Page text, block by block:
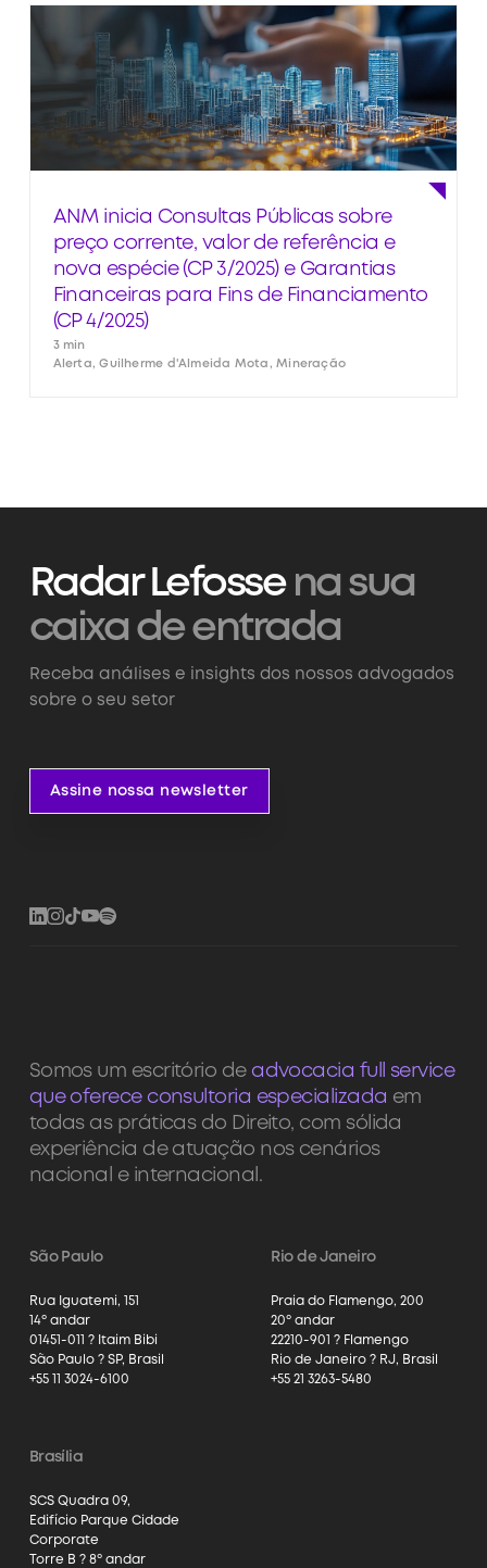
ANM inicia Consultas Públicas sobre
preço corrente, valor de referência e
nova espécie (CP 3/2025) e Garantias
Financeiras para Fins de Financiamento
(CP 4/2025)
3 min
Alerta, Guilherme d'Almeida Mota, Mineração
Radar Lefossena sua
caixa de entrada
Receba análises e insights dos nossos advogados
sobre o seu setor
Assine nossa newsletter
Somos um escritório de advocacia full service
que oferece consultoria especializada em
todas as práticas do Direito, com sólida
experiência de atuação nos cenários
nacional e internacional.
São Paulo
Rua Iguatemi, 151
14º andar
01451-011 ? Itaim Bibi
São Paulo ? SP, Brasil
+55 11 3024-6100
Rio de Janeiro
Praia do Flamengo, 200
20º andar
22210-901 ? Flamengo
Rio de Janeiro ? RJ, Brasil
+55 21 3263-5480
Brasília
SCS Quadra 09,
Edifício Parque Cidade
Corporate
Torre B ? 8º andar